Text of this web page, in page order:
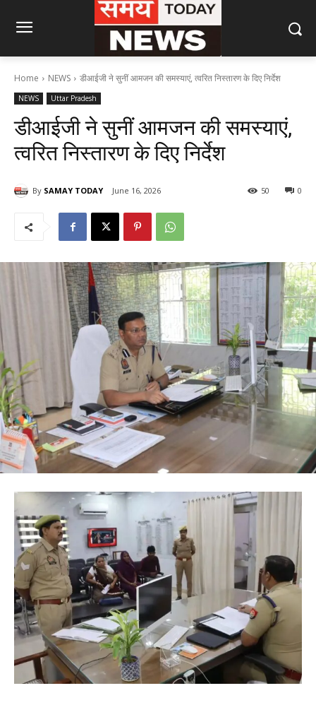
Home NEWS डीआईजी ने सुनीं आमजन की समस्याएं, त्वरित निस्तारण के दिए निर्देश
NEWS Uttar Pradesh
डीआईजी ने सुनीं आमजन की समस्याएं,
त्वरित निस्तारण के दिए निर्देश
By SAMAY TODAY June 16, 2026 0
50